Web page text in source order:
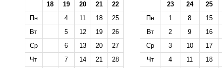
18 19 20 21
22
Пн
4 11 18
25
Вт
5 12 19
26
Ср
6 13 20
27
Чт
7 14 21
28
23 24
25
Пн
1 8
15
Вт
2 9
16
Ср
3 10
17
Чт
4 11
18